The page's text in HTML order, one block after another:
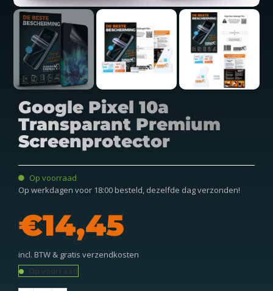
Google Pixel 10a
Transparant Premium
Screenprotector
Op voorraad
Op werkdagen voor 18:00 besteld, dezelfde dag verzonden!
€
incl. BTW & gratis verzendkosten
Op voorraad